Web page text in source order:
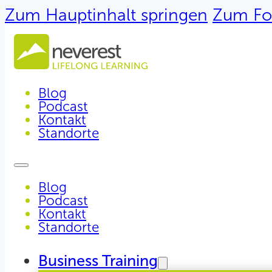
Zum Hauptinhalt springen Zum
Blog
Podcast
Kontakt
Standorte
Blog
Podcast
Kontakt
Standorte
Business Training